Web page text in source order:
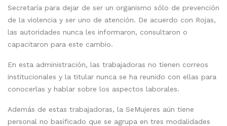
Secretaría para dejar de ser un organismo sólo de prevención
de la violencia y ser uno de atención. De acuerdo con Rojas,
las autoridades nunca les informaron, consultaron o
capacitaron para este cambio.
En esta administración, las trabajadoras no tienen correos
institucionales y la titular nunca se ha reunido con ellas para
conocerlas y hablar sobre los aspectos laborales.
Además de estas trabajadoras, la SeMujeres aún tiene
personal no basificado que se agrupa en tres modalidades